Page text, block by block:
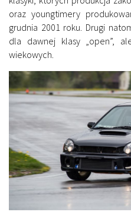
oraz youngtimery
grudnia 2001 roku. Drugi
dla dawnej klasy „open”,
wiekowych.